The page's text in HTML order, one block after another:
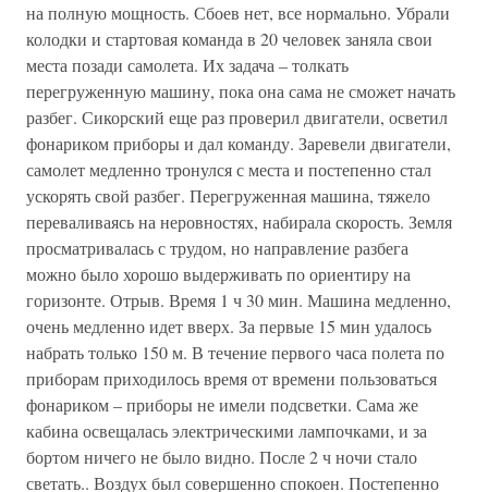
на полную мощность. Сбоев нет, все нормально. Убрали
колодки и стартовая команда в 20 человек заняла свои
места позади самолета. Их задача – толкать
перегруженную машину, пока она сама не сможет начать
разбег. Сикорский еще раз проверил двигатели, осветил
фонариком приборы и дал команду. Заревели двигатели,
самолет медленно тронулся с места и постепенно стал
ускорять свой разбег. Перегруженная машина, тяжело
переваливаясь на неровностях, набирала скорость. Земля
просматривалась с трудом, но направление разбега
можно было хорошо выдерживать по ориентиру на
горизонте. Отрыв. Время 1 ч 30 мин. Машина медленно,
очень медленно идет вверх. За первые 15 мин удалось
набрать только 150 м. В течение первого часа полета по
приборам приходилось время от времени пользоваться
фонариком – приборы не имели подсветки. Сама же
кабина освещалась электрическими лампочками, и за
бортом ничего не было видно. После 2 ч ночи стало
светать.. Воздух был совершенно спокоен. Постепенно